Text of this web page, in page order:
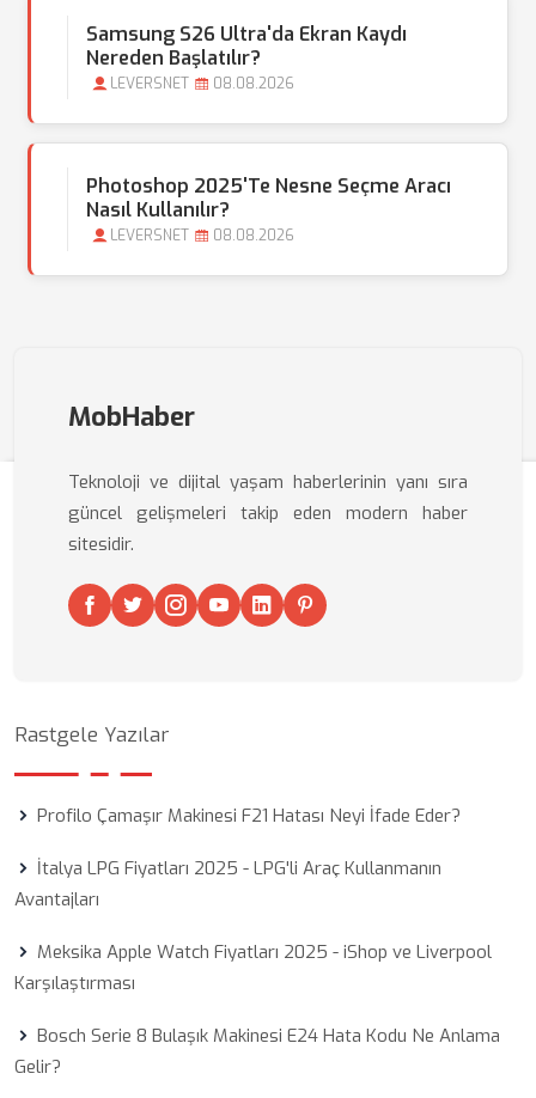
Samsung S26 Ultra'da Ekran Kaydı
Nereden Başlatılır?
LEVERSNET 08.08.2026
Photoshop 2025'te Nesne Seçme Aracı
Nasıl Kullanılır?
LEVERSNET 08.08.2026
MobHaber
Teknoloji ve dijital yaşam haberlerinin yanı sıra
güncel gelişmeleri takip eden modern haber
sitesidir.
Rastgele Yazılar
Profilo Çamaşır Makinesi F21 Hatası Neyi İfade Eder?
İtalya LPG Fiyatları 2025 - LPG'li Araç Kullanmanın
Avantajları
Meksika Apple Watch Fiyatları 2025 - iShop ve Liverpool
Karşılaştırması
Bosch Serie 8 Bulaşık Makinesi E24 Hata Kodu Ne Anlama
Gelir?